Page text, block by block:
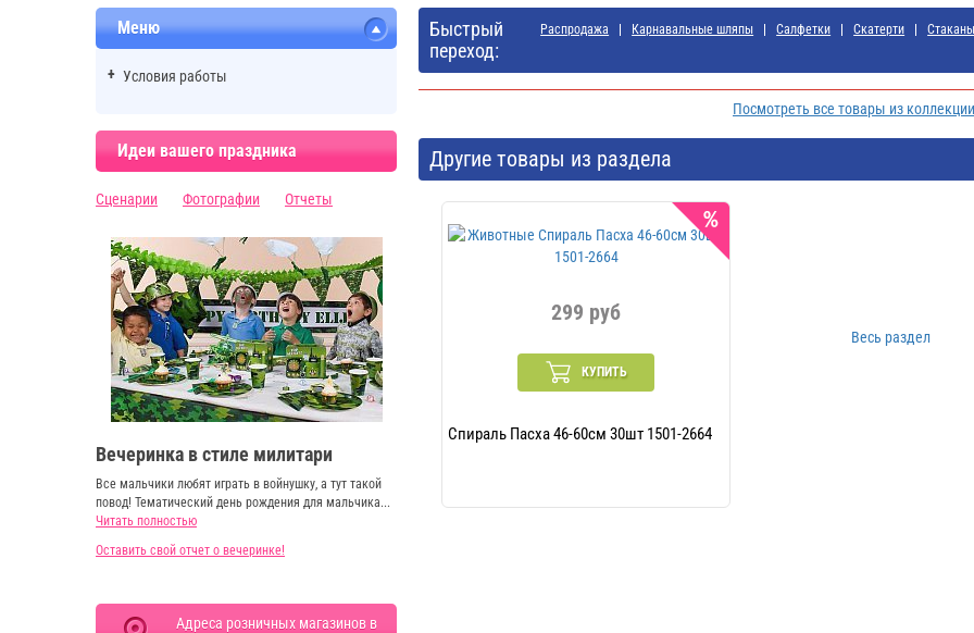
Меню
Условия работы
Идеи вашего праздника
Сценарии Фотографии Отчеты
Вечеринка в стиле милитари
Все мальчики любят играть в войнушку, а тут такой
повод! Тематический день рождения для мальчика...
Читать полностью
Оставить свой отчет о вечеринке!
Адреса розничных магазинов в
Быстрый
переход:
Распродажа Карнавальные шляпы Салфетки Скатерти Стаканы
Посмотреть все товары из
Другие товары из раздела
299 руб
КУПИТЬ
Спираль Пасха 46-60см 30шт 1501-2664
Весь раздел